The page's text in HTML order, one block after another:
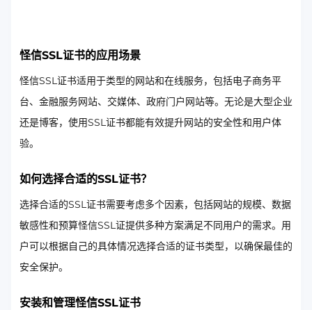
怪信SSL证书的应用场景
怪信SSL证书适用于类型的网站和在线服务，包括电子商务平
台、金融服务网站、交媒体、政府门户网站等。无论是大型企业
还是博客，使用SSL证书都能有效提升网站的安全性和用户体
验。
如何选择合适的SSL证书？
选择合适的SSL证书需要考虑多个因素，包括网站的规模、数据
敏感性和预算怪信SSL证提供多种方案满足不同用户的需求。用
户可以根据自己的具体情况选择合适的证书类型，以确保最佳的
安全保护。
安装和管理怪信SSL证书